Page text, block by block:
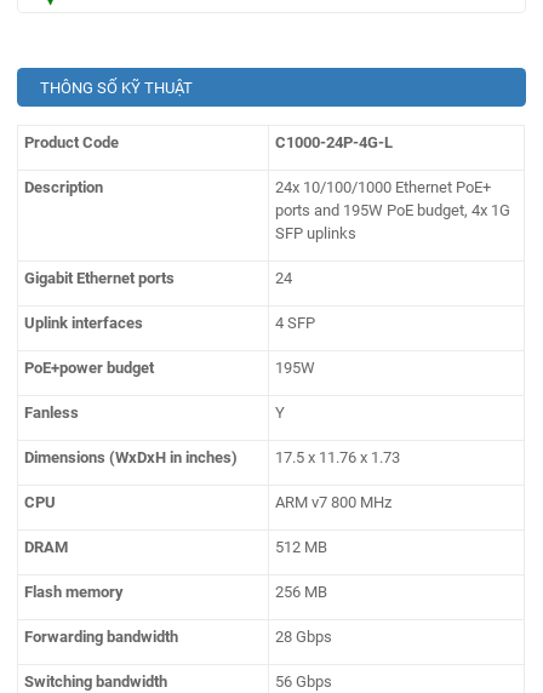
THÔNG SỐ KỸ THUẬT
Product Code C1000-24P-4G-L
Description
24x 10/100/1000 Ethernet PoE+
ports and 195W PoE budget, 4x 1G
SFP uplinks
Gigabit Ethernet ports 24
Uplink interfaces 4 SFP
PoE+power budget 195W
Fanless Y
Dimensions (WxDxH in inches) 17.5 x 11.76 x 1.73
CPU ARM v7 800 MHz
DRAM 512 MB
Flash memory 256 MB
Forwarding bandwidth 28 Gbps
Switching bandwidth 56 Gbps